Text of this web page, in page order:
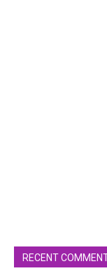
RECENT